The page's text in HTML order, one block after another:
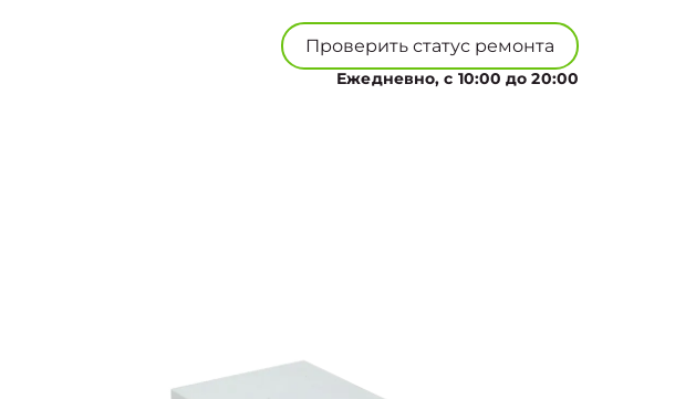
Проверить статус ремонта
Ежедневно, с 10:00 до 20:00